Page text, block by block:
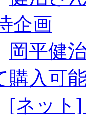
企画
岡平健
購入可
[ネット]